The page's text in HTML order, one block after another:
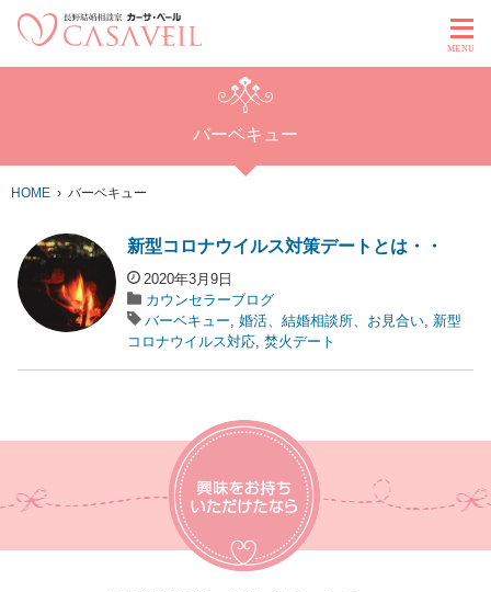
MENU
バーベキュー
HOME バーベキュー
新型コロナウイルス対策デートとは・・
2020年3月9日
カウンセラーブログ
バーベキュー,婚活、結婚相談所、お見合い, 新型
コロナウイルス対応, 焚火デート